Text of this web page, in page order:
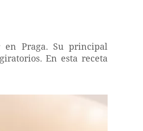
Praga. Su principal
En esta receta